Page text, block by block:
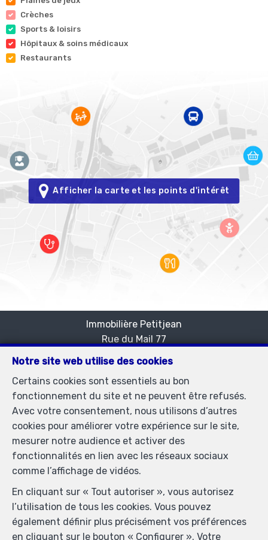
Crèches
Sports & loisirs
Hôpitaux & soins médicaux
Restaurants
Afficher la carte et les points d'intérêt
Notre site web utilise des cookies
Certains cookies sont essentiels au bon
fonctionnement du site et ne peuvent être refusés.
Avec votre consentement, nous utilisons d’autres
cookies pour améliorer votre expérience sur le site,
mesurer notre audience et activer des
fonctionnalités en lien avec les réseaux sociaux
comme l’affichage de vidéos.
En cliquant sur « Tout autoriser », vous autorisez
l’utilisation de tous les cookies. Vous pouvez
également définir plus précisément vos préférences
en cliquant sur le bouton « Configurer ». Votre
Immobilière Petitjean
—
Rue du Mail 77
—
immopetitjean@gmail.com
Agent immobilier agréé IPI sous le numéro 505438 en
Belgique - N° entreprise : TVA BE-0425.723.793-
Instance de contrôle: Institut professionnel des agents
immobiliers, rue du Luxembourg 16B, 1000 Bruxelles
(+32 2 505 38 50 - info@ipi.be) - Soumis au
déontologique de l’ IPI
RC professionnelle et cautionnement via AXA Belgium
SA, Place du Trône 1, 1000 Bruxelles – police n°
730.390.160. Couverture valable pour les activités